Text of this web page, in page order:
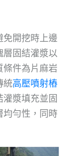
免開挖時上邊
層固結灌漿以
條件為片麻岩
統高壓噴射樁
漿填充並固
均勻性，同時